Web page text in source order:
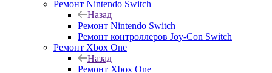
Ремонт Nintendo Switch
Назад
Ремонт Nintendo Switch
Ремонт контроллеров Joy-Con Switch
Ремонт Xbox One
Назад
Ремонт Xbox One